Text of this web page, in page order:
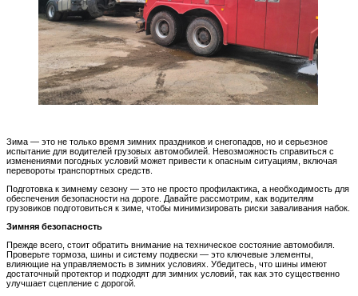
Зима — это не только время зимних праздников и снегопадов, но и серьезное
испытание для водителей грузовых автомобилей. Невозможность справиться с
изменениями погодных условий может привести к опасным ситуациям, включая
перевороты транспортных средств.
Подготовка к зимнему сезону — это не просто профилактика, а необходимость для
обеспечения безопасности на дороге. Давайте рассмотрим, как водителям
грузовиков подготовиться к зиме, чтобы минимизировать риски заваливания набок.
Зимняя безопасность
Прежде всего, стоит обратить внимание на техническое состояние автомобиля.
Проверьте тормоза, шины и систему подвески — это ключевые элементы,
влияющие на управляемость в зимних условиях. Убедитесь, что шины имеют
достаточный протектор и подходят для зимних условий, так как это существенно
улучшает сцепление с дорогой.